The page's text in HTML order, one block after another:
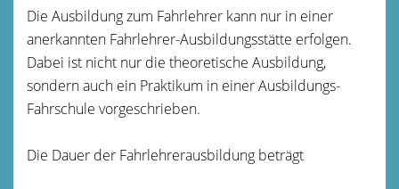
Die Ausbildung zum Fahrlehrer kann nur in einer
anerkannten Fahrlehrer-Ausbildungsstätte erfolgen.
Dabei ist nicht nur die theoretische Ausbildung,
sondern auch ein Praktikum in einer Ausbildungs-
Fahrschule vorgeschrieben.
Die Dauer der Fahrlehrerausbildung beträgt